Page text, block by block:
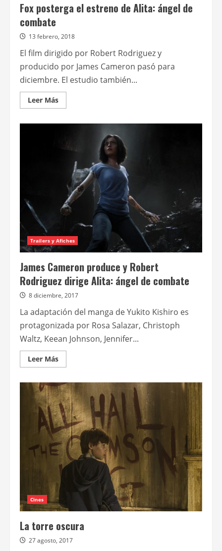
Fox posterga el estreno de Alita: ángel de
combate
13 febrero, 2018
El film dirigido por Robert Rodriguez y
producido por James Cameron pasó para
diciembre. El estudio también...
Leer MásLeer
más
estreno
Alita:
ángel
combate
Trailers y Afiches
James Cameron produce y Robert
Rodriguez dirige Alita: ángel de combate
8 diciembre, 2017
La adaptación del manga de Yukito Kishiro es
protagonizada por Rosa Salazar, Christoph
Waltz, Keean Johnson, Jennifer...
Leer MásLeer
más
James
Cameron
produce
y
Robert
Rodriguez
dirige
Alita:
ángel
de
combate
Cines
La torre oscura
27 agosto, 2017